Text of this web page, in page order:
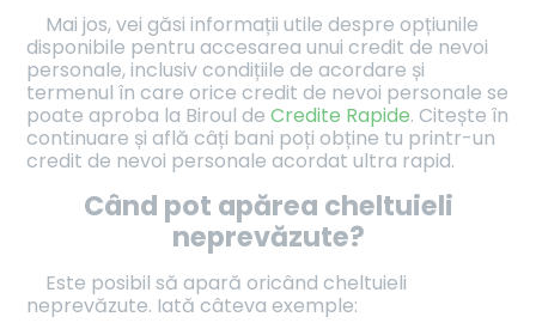
Mai jos, vei găsi informații utile despre opțiunile
disponibile pentru accesarea unui credit de nevoi
personale, inclusiv condițiile de acordare și
termenul în care orice credit de nevoi personale se
poate aproba la Biroul deCredite Rapide. Citește în
continuare și află câți bani poți obține tu printr-un
credit de nevoi personale acordat ultra rapid.
Când pot apărea cheltuieli
neprevăzute?
Este posibil să apară oricând cheltuieli
neprevăzute. Iată câteva exemple: